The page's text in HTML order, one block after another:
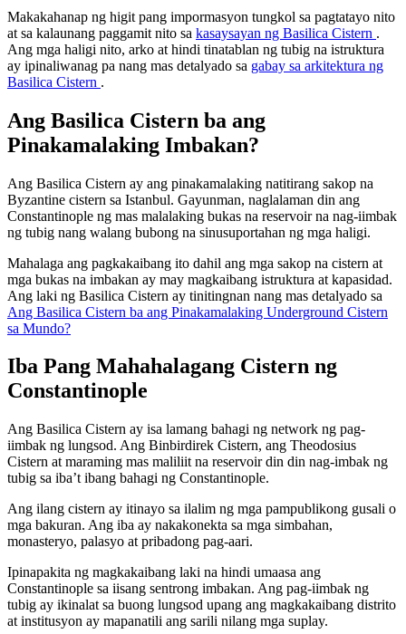
Makakahanap ng higit pang impormasyon tungkol sa pagtatayo nito
at sa kalaunang paggamit nito sa kasaysayan ng Basilica Cistern .
Ang mga haligi nito, arko at hindi tinatablan ng tubig na istruktura
ay ipinaliwanag pa nang mas detalyado sa gabay sa arkitektura ng
Basilica Cistern .
Ang Basilica Cistern ba ang
Pinakamalaking Imbakan?
Ang Basilica Cistern ay ang pinakamalaking natitirang sakop na
Byzantine cistern sa Istanbul. Gayunman, naglalaman din ang
Constantinople ng mas malalaking bukas na reservoir na nag-iimbak
ng tubig nang walang bubong na sinusuportahan ng mga haligi.
Mahalaga ang pagkakaibang ito dahil ang mga sakop na cistern at
mga bukas na imbakan ay may magkaibang istruktura at kapasidad.
Ang laki ng Basilica Cistern ay tinitingnan nang mas detalyado sa
Ang Basilica Cistern ba ang Pinakamalaking Underground Cistern
sa Mundo?
Iba Pang Mahahalagang Cistern ng
Constantinople
Ang Basilica Cistern ay isa lamang bahagi ng network ng pag-
iimbak ng lungsod. Ang Binbirdirek Cistern, ang Theodosius
Cistern at maraming mas maliliit na reservoir din din nag-imbak ng
tubig sa iba’t ibang bahagi ng Constantinople.
Ang ilang cistern ay itinayo sa ilalim ng mga pampublikong gusali o
mga bakuran. Ang iba ay nakakonekta sa mga simbahan,
monasteryo, palasyo at pribadong pag-aari.
Ipinapakita ng magkakaibang laki na hindi umaasa ang
Constantinople sa iisang sentrong imbakan. Ang pag-iimbak ng
tubig ay ikinalat sa buong lungsod upang ang magkakaibang distrito
at institusyon ay mapanatili ang sarili nilang mga suplay.